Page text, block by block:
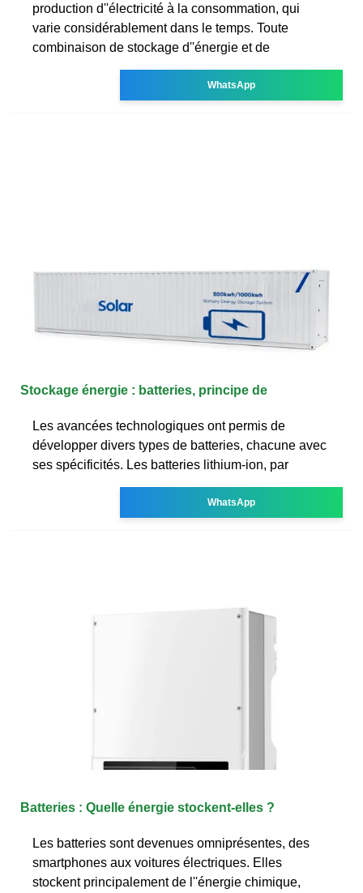
production d''électricité à la consommation, qui
varie considérablement dans le temps. Toute
combinaison de stockage d''énergie et de
WhatsApp
Stockage énergie : batteries, principe de
Les avancées technologiques ont permis de
développer divers types de batteries, chacune avec
ses spécificités. Les batteries lithium-ion, par
WhatsApp
Batteries : Quelle énergie stockent-elles ?
Les batteries sont devenues omniprésentes, des
smartphones aux voitures électriques. Elles
stockent principalement de l''énergie chimique,